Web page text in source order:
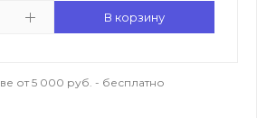
В корзину
от 5 000 руб. - бесплатно